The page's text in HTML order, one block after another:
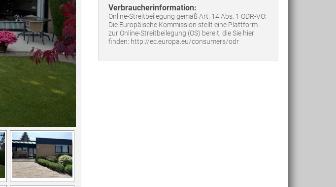
Verbraucherinformation:
Online-Streitbeilegung gemäß Art. 14 Abs. 1 ODR-VO:
Die Europäische Kommission stellt eine Plattform
zur Online-Streitbeilegung (OS) bereit, die Sie hier
finden: http://ec.europa.eu/consumers/odr